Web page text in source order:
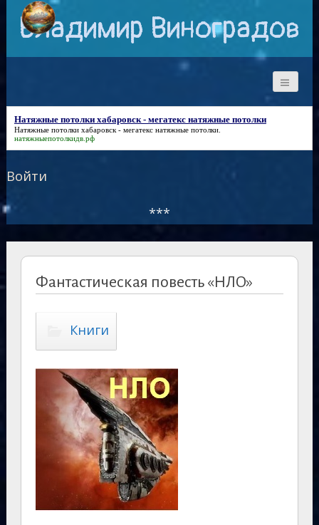
Владимир Виноградов
Натяжные потолки хабаровск - мегатекс натяжные потолки
Натяжные потолки хабаровск - мегатекс натяжные потолки.
натяжныепотолкидв.рф
Войти
***
Фантастическая повесть «НЛО»
Книги